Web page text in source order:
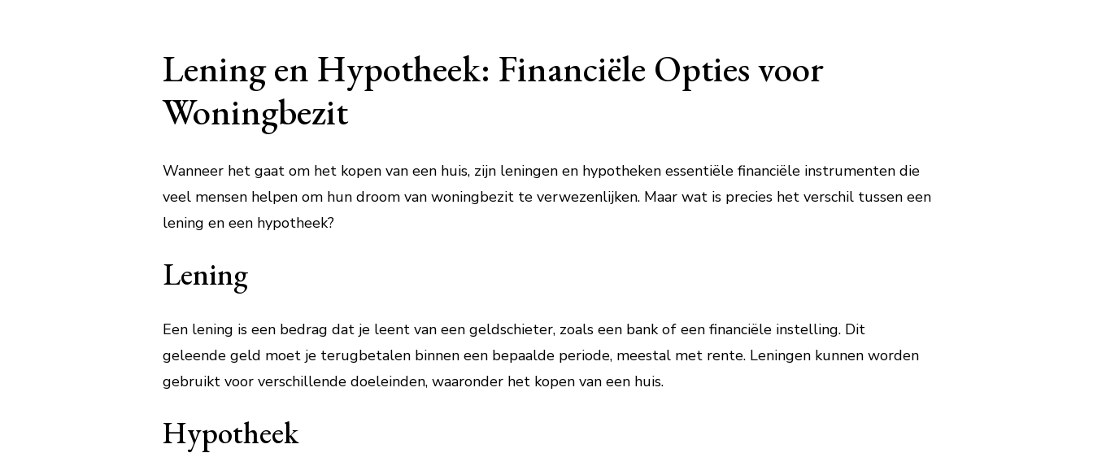
Lening en Hypotheek: Financiële Opties voor
Woningbezit
Wanneer het gaat om het kopen van een huis, zijn leningen en hypotheken essentiële financiële instrumenten die
veel mensen helpen om hun droom van woningbezit te verwezenlijken. Maar wat is precies het verschil tussen een
lening en een hypotheek?
Lening
Een lening is een bedrag dat je leent van een geldschieter, zoals een bank of een financiële instelling. Dit
geleende geld moet je terugbetalen binnen een bepaalde periode, meestal met rente. Leningen kunnen worden
gebruikt voor verschillende doeleinden, waaronder het kopen van een huis.
Hypotheek